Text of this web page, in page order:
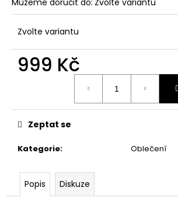
Zvolte variantu
999 Kč
Kategorie: Oblečení
Zeptat se
Popis Diskuze